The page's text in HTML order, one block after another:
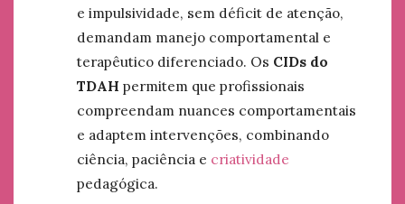
e impulsividade, sem déficit de atenção,
demandam manejo comportamental e
terapêutico diferenciado. Os CIDs do
TDAH permitem que profissionais
compreendam nuances comportamentais
e adaptem intervenções, combinando
ciência, paciência e criatividade
pedagógica.